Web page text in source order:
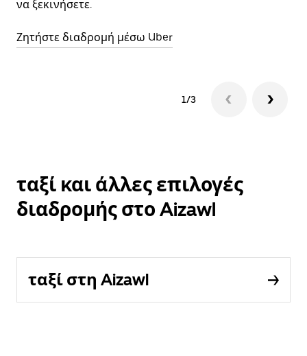
να ξεκινήσετε.
Ζητήστε διαδρομή μέσω Uber
1/3
ταξί και άλλες επιλογές
διαδρομής στο Aizawl
ταξί στη Aizawl